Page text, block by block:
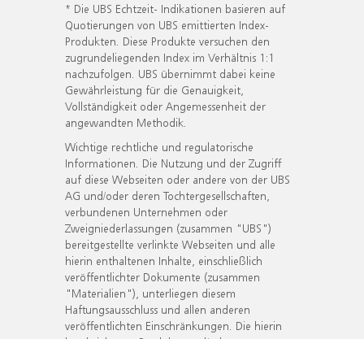
* Die UBS Echtzeit- Indikationen basieren auf
Quotierungen von UBS emittierten Index-
Produkten. Diese Produkte versuchen den
zugrundeliegenden Index im Verhältnis 1:1
nachzufolgen. UBS übernimmt dabei keine
Gewährleistung für die Genauigkeit,
Vollständigkeit oder Angemessenheit der
angewandten Methodik.
Wichtige rechtliche und regulatorische
Informationen. Die Nutzung und der Zugriff
auf diese Webseiten oder andere von der UBS
AG und/oder deren Tochtergesellschaften,
verbundenen Unternehmen oder
Zweigniederlassungen (zusammen "UBS")
bereitgestellte verlinkte Webseiten und alle
hierin enthaltenen Inhalte, einschließlich
veröffentlichter Dokumente (zusammen
"Materialien"), unterliegen diesem
Haftungsausschluss und allen anderen
veröffentlichten Einschränkungen. Die hierin